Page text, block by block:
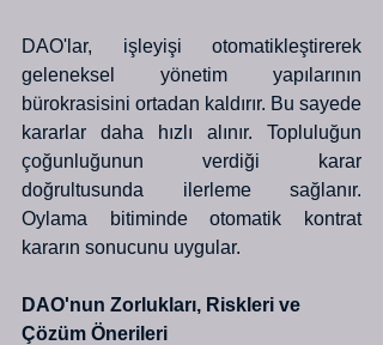
DAO'lar, işleyişi otomatikleştirerek
geleneksel yönetim yapılarının
bürokrasisini ortadan kaldırır. Bu sayede
kararlar daha hızlı alınır. Topluluğun
çoğunluğunun verdiği karar
doğrultusunda ilerleme sağlanır.
Oylama bitiminde otomatik kontrat
kararın sonucunu uygular.
DAO'nun Zorlukları, Riskleri ve
Çözüm Önerileri